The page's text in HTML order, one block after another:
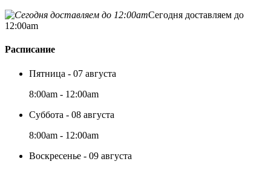
Сегодня доставляем до
12:00am
Расписание
Пятница - 07 августа
8:00am - 12:00am
Суббота - 08 августа
8:00am - 12:00am
Воскресенье - 09 августа